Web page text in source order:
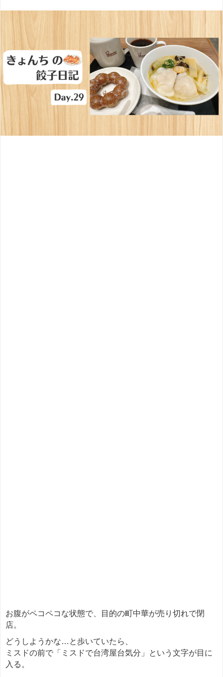
お腹がペコペコな状態で、目的の町中華が売り切れで閉
店。
どうしようかな…と歩いていたら、
ミスドの前で「ミスドで台湾屋台気分」という文字が目に
入る。